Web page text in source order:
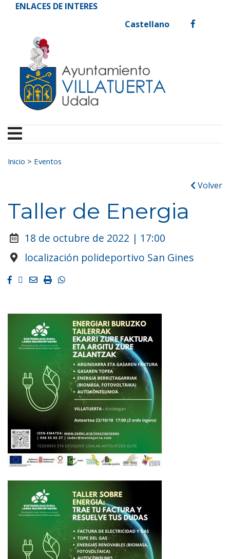
Ir al contenido
Ayuntamiento de
ENLACES DE INTERES
Castellano
facebook
Buscar:
Inicio > Eventos
Volver
Taller de Energia
18 de octubre de 2022 | 17:00
localización polideportivo San Gines
Facebook
Twitter
EmailImprimirWhatsapp